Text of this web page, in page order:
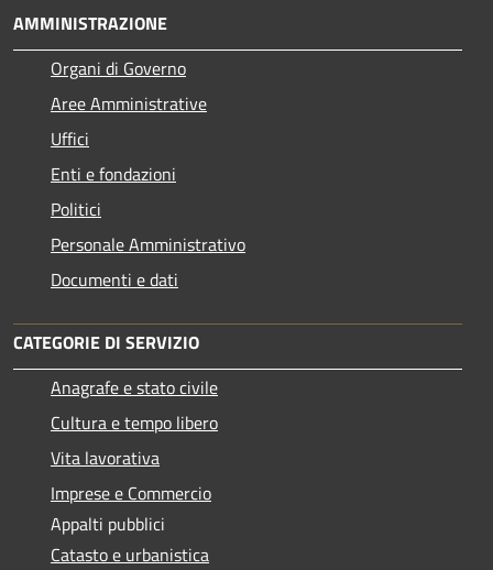
AMMINISTRAZIONE
Organi di Governo
Aree Amministrative
Uffici
Enti e fondazioni
Politici
Personale Amministrativo
Documenti e dati
CATEGORIE DI SERVIZIO
Anagrafe e stato civile
Cultura e tempo libero
Vita lavorativa
Imprese e Commercio
Appalti pubblici
Catasto e urbanistica